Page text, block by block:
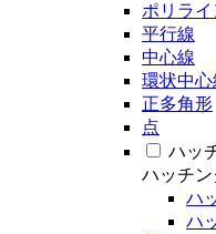
ポリライ
平行線
中心線
環状中心
正多角形
点
ハッ
ハッチン
ハ
ハ